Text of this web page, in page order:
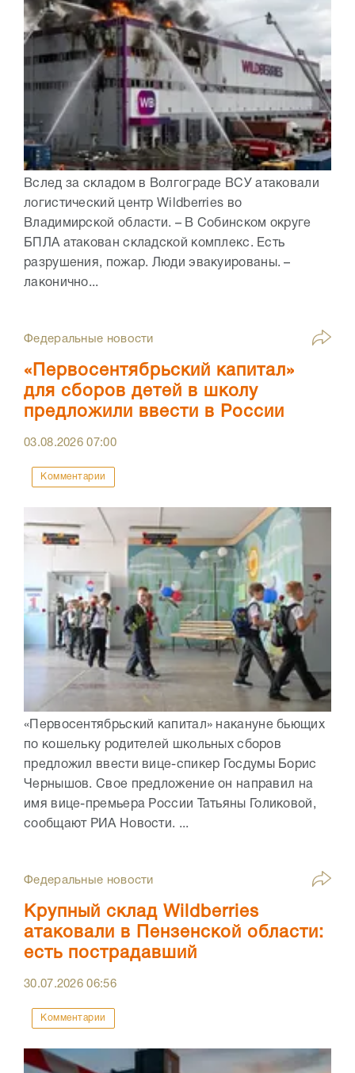
Вслед за складом в Волгограде ВСУ атаковали
логистический центр Wildberries во
Владимирской области. – В Собинском округе
БПЛА атакован складской комплекс. Есть
разрушения, пожар. Люди эвакуированы. –
лаконично...
Федеральные новости
«Первосентябрьский капитал»
для сборов детей в школу
предложили ввести в России
03.08.202607:00
Комментарии
«Первосентябрьский капитал» накануне бьющих
по кошельку родителей школьных сборов
предложил ввести вице-спикер Госдумы Борис
Чернышов. Свое предложение он направил на
имя вице-премьера России Татьяны Голиковой,
сообщают РИА Новости. ...
Федеральные новости
Крупный склад Wildberries
атаковали в Пензенской области:
есть пострадавший
30.07.202606:56
Комментарии